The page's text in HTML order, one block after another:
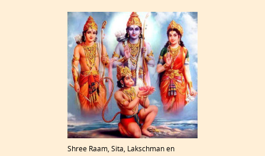
Shree Raam, Sita, Lakschman en